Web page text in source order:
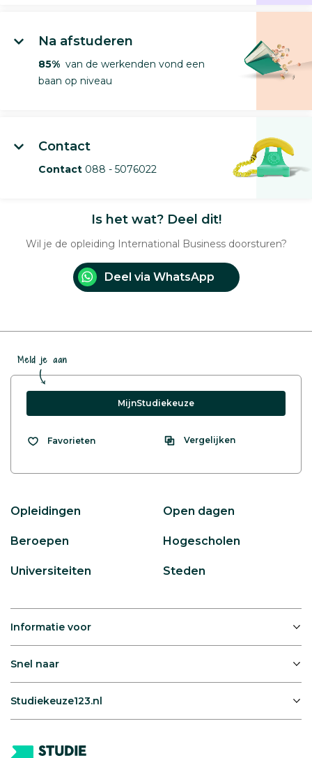
Na afstuderen
85% van de werkenden vond een
baan op niveau
Contact
Contact 088 - 5076022
Is het wat? Deel dit!
Wil je de opleiding International Business doorsturen?
Deel via WhatsApp
Meld je aan
MijnStudiekeuze
Favorieten Vergelijken
Opleidingen Open dagen
Beroepen Hogescholen
Universiteiten Steden
Informatie voor
Snel naar
Studiekeuze123.nl